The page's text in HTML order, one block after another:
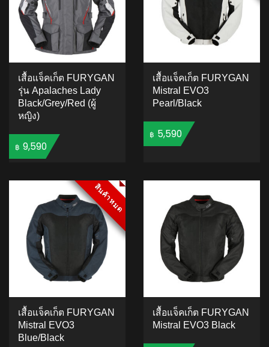
เสื้อแจ็คเก็ต FURYGAN
รุ่น Apalaches Lady
Black/Grey/Red (ผู้
หญิง)
฿ 9,590
เสื้อแจ็คเก็ต FURYGAN
Mistral EVO3
Pearl/Black
฿ 5,590
สินค้าหมด
สินค้าหมด
เสื้อแจ็คเก็ต FURYGAN
Mistral EVO3
Blue/Black
เสื้อแจ็คเก็ต FURYGAN
Mistral EVO3 Black